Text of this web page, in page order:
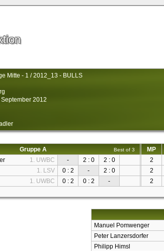
Mitte - 1 / 2012_13 - BULLS
2012
Gruppe A Best of 3 MP
1. UWBC - 2 : 0 2 : 0 2
1. LSV 0 : 2 - 2 : 0 2
1. UWBC 0 : 2 0 : 2 - 2
Manuel Pomwenger
Peter Lanzersdorfer
Philipp Himsl